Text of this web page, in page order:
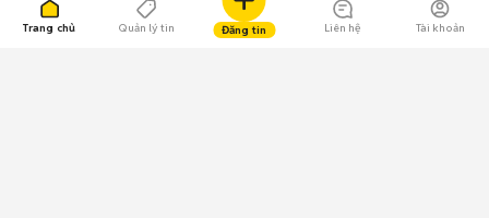
Trang chủ Quản lý tin Đăng tin Liên hệ Tài khoản